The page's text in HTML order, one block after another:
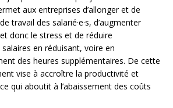
aux entreprises d’allonger et de
travail des salarié·e·s, d’augmenter
donc le stress et de réduire
en réduisant, voire en
des heures supplémentaires. De cette
vise à accroître la productivité et
qui aboutit à l’abaissement des coûts